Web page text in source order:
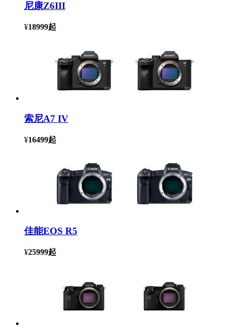
尼康Z6III
¥18999起
索尼A7 IV
¥16499起
佳能EOS R5
¥25999起